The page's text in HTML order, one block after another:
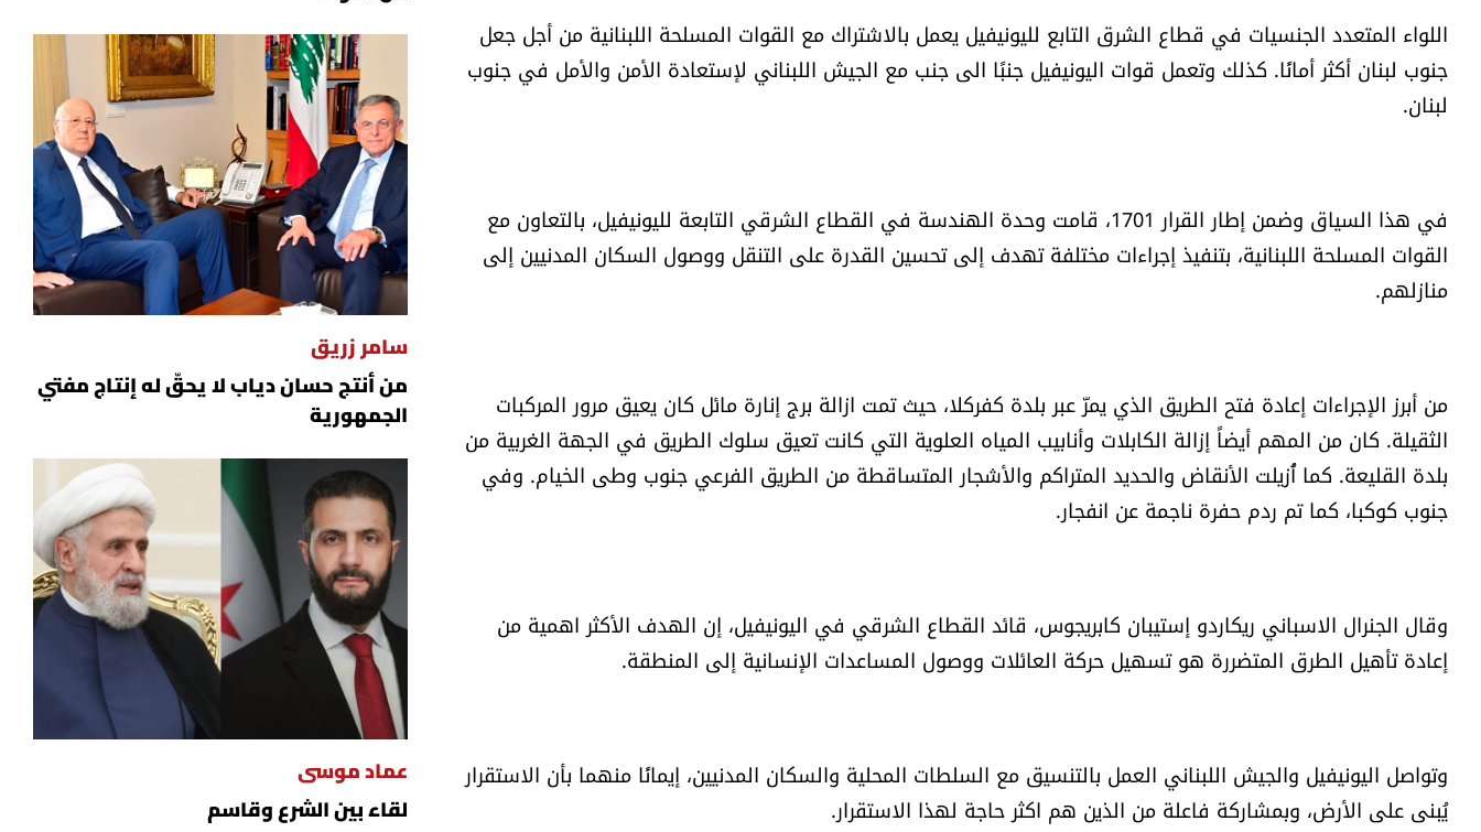
اللواء المتعدد الجنسيات في قطاع الشرق التابع لليونيفيل يعمل بالاشتراك مع القوات المسلحة اللبنانية من أجل جعل
جنوب لبنان أكثر أمانًا. كذلك وتعمل قوات اليونيفيل جنبًا الى جنب مع الجيش اللبناني لإستعادة الأمن والأمل في جنوب
لبنان.
في هذا السياق وضمن إطار القرار 1701، قامت وحدة الهندسة في القطاع الشرقي التابعة لليونيفيل، بالتعاون مع
القوات المسلحة اللبنانية، بتنفيذ إجراءات مختلفة تهدف إلى تحسين القدرة على التنقل ووصول السكان المدنيين إلى
منازلهم.
من أبرز الإجراءات إعادة فتح الطريق الذي يمرّ عبر بلدة كفركلا، حيث تمت ازالة برج إنارة مائل كان يعيق مرور المركبات
الثقيلة. كان من المهم أيضاً إزالة الكابلات وأنابيب المياه العلوية التي كانت تعيق سلوك الطريق في الجهة الغربية من
بلدة القليعة. كما أُزيلت الأنقاض والحديد المتراكم والأشجار المتساقطة من الطريق الفرعي جنوب وطى الخيام. وفي
جنوب كوكبا، كما تم ردم حفرة ناجمة عن انفجار.
وقال الجنرال الاسباني ريكاردو إستيبان كابريجوس، قائد القطاع الشرقي في اليونيفيل، إن الهدف الأكثر اهمية من
إعادة تأهيل الطرق المتضررة هو تسهيل حركة العائلات ووصول المساعدات الإنسانية إلى المنطقة.
وتواصل اليونيفيل والجيش اللبناني العمل بالتنسيق مع السلطات المحلية والسكان المدنيين، إيمانًا منهما بأن الاستقرار
يُبنى على الأرض، وبمشاركة فاعلة من الذين هم اكثر حاجة لهذا الاستقرار.
سامر زريق
من أنتج حسان دياب لا يحقّ له إنتاج مفتي
الجمهورية
عماد موسى
لقاء بين الشرع وقاسم